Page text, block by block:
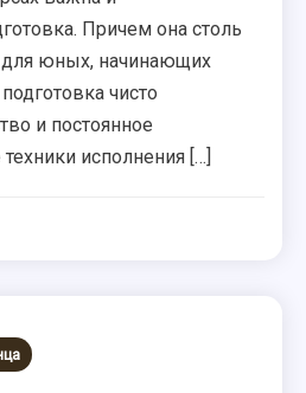
Причем она столь
юных, начинающих
чисто
и постоянное
исполнения […]